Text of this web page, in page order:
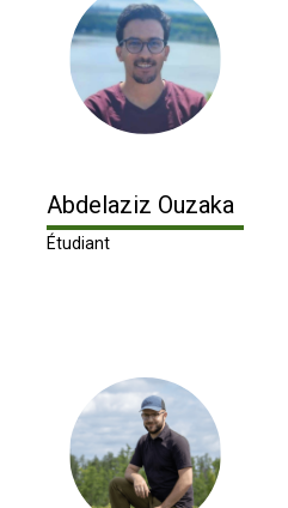
Abdelaziz Ouzaka
Étudiant